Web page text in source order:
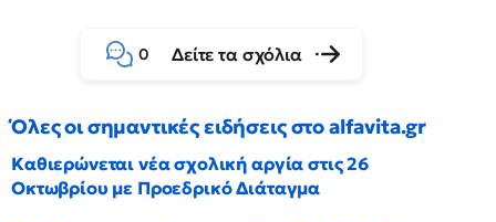
0 Δείτε τα σχόλια
Όλες οι σημαντικές ειδήσεις στο alfavita.gr
Καθιερώνεται νέα σχολική αργία στις 26
Οκτωβρίου με Προεδρικό Διάταγμα